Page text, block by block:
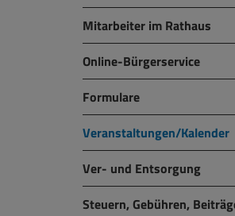
Mitarbeiter im Rathaus
Online-Bürgerservice
Formulare
Veranstaltungen/Kalender
Ver- und Entsorgung
Steuern, Gebühren,